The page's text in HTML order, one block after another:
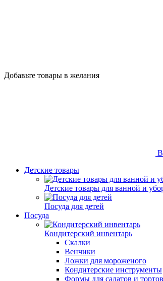
Добавьте товары в желания
Детские товары
Детские товары для ванной и
Посуда для детей
Посуда
Кондитерский инвентарь
Скалки
Венчики
Ложки для мороженого
Кондитерские инструменты
Формы для салатов и тортов